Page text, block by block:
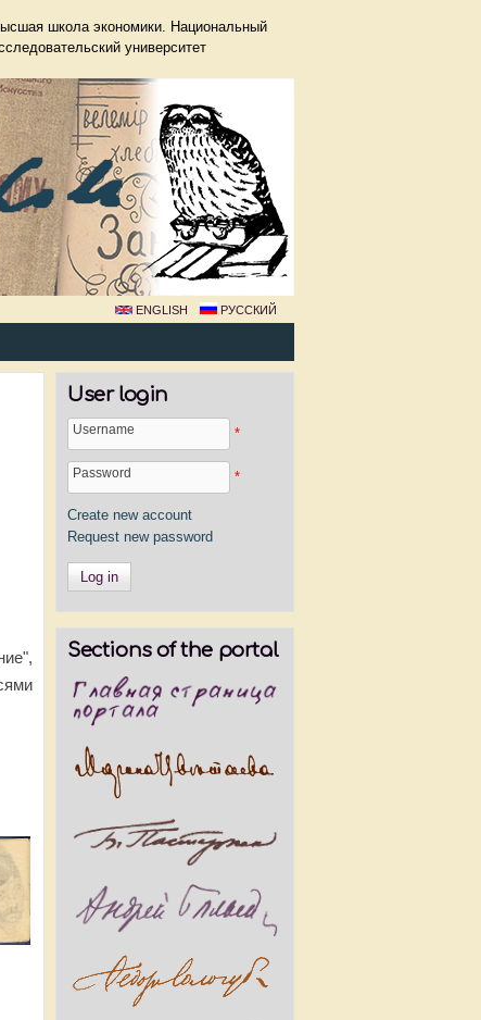
школа экономики. Национальный
университет
ENGLISH РУССКИЙ
User login
Username *
Password *
Create new account
Request new password
Sections of the portal